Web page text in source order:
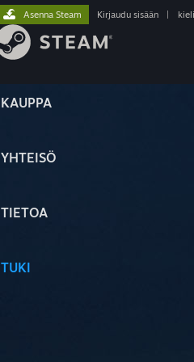
KAUPPA
YHTEISÖ
TIETOA
TUKI
Asenna Steam Kirjaudu sisään kieli